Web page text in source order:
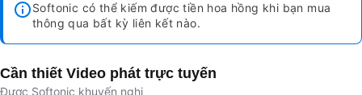
Softonic có thể kiếm được tiền hoa hồng khi bạn mua
thông qua bất kỳ liên kết nào.
Cần thiết Video phát trực tuyến
Được Softonic khuyến nghị